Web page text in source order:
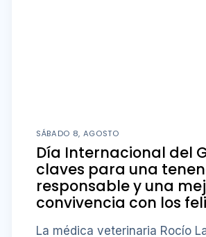
SÁBADO 8, AGOSTO
Día Internacional del
claves para una
responsable y una
convivencia con los
La médica veterinaria Rocío